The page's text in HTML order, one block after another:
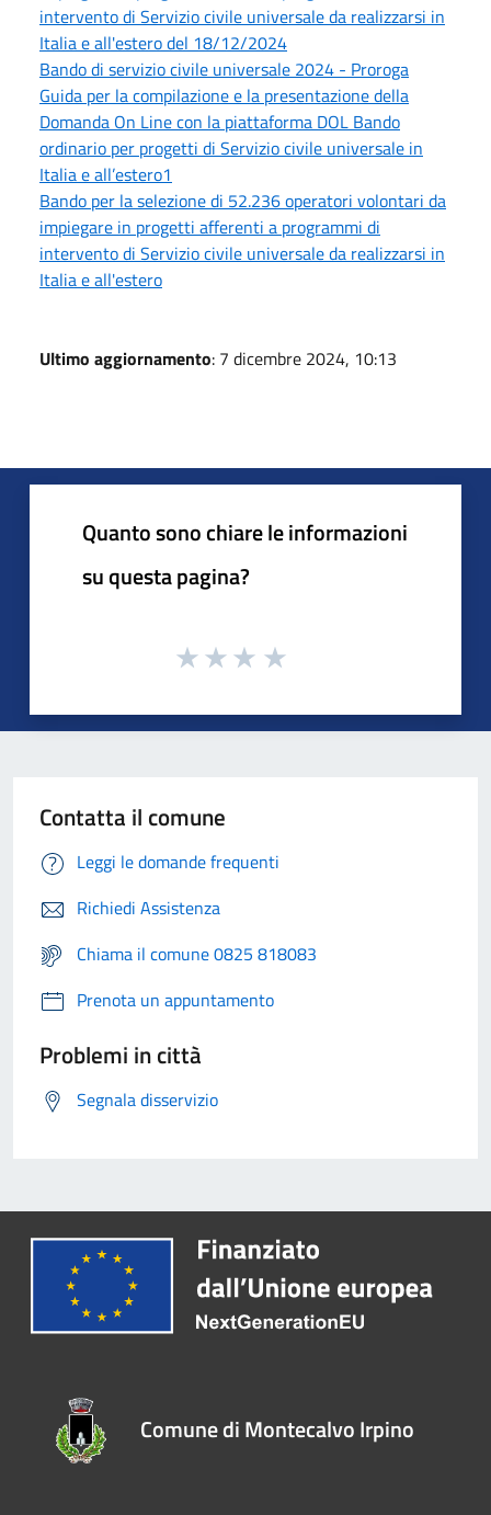
intervento di Servizio civile universale da realizzarsi in
Italia e all'estero del 18/12/2024
Bando di servizio civile universale 2024 - Proroga
Guida per la compilazione e la presentazione della
Domanda On Line con la piattaforma DOL Bando
ordinario per progetti di Servizio civile universale in
Italia e all’estero1
Bando per la selezione di 52.236 operatori volontari da
impiegare in progetti afferenti a programmi di
intervento di Servizio civile universale da realizzarsi in
Italia e all'estero
Ultimo aggiornamento: 7 dicembre 2024, 10:13
Quanto sono chiare le informazioni
su questa pagina?
Contatta il comune
Leggi le domande frequenti
Richiedi Assistenza
Chiama il comune 0825 818083
Prenota un appuntamento
Problemi in città
Segnala disservizio
Comune di Montecalvo Irpino